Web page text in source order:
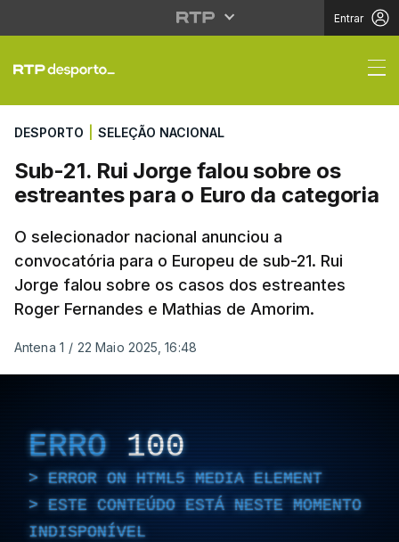
Entrar
Sub-21. Rui Jorge
DESPORTO SELEÇÃO NACIONAL
Sub-21. Rui Jorge falou sobre os
estreantes para o Euro da categoria
O selecionador nacional anunciou a
convocatória para o Europeu de sub-21. Rui
Jorge falou sobre os casos dos estreantes
Roger Fernandes e Mathias de Amorim.
Antena 1 / 22 Maio 2025, 16:48
ERRO 100
ERROR ON HTML5 MEDIA ELEMENT
ESTE CONTEÚDO ESTÁ NESTE MOMENTO
INDISPONÍVEL